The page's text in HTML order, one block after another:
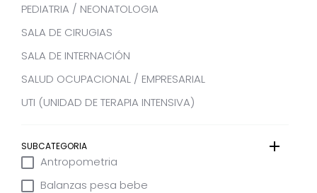
PEDIATRIA / NEONATOLOGIA
SALA DE CIRUGIAS
SALA DE INTERNACIÓN
SALUD OCUPACIONAL / EMPRESARIAL
UTI (UNIDAD DE TERAPIA INTENSIVA)
SUBCATEGORIA
Antropometria
Balanzas pesa bebe